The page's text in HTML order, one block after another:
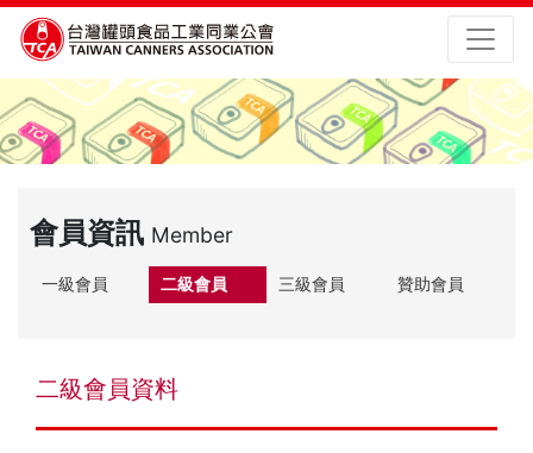
會員資訊 Member
一級會員 二級會員 三級會員 贊助會員
二級會員資料